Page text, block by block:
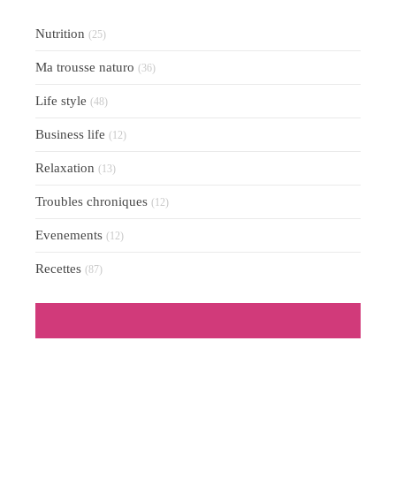
Nutrition (25)
Ma trousse naturo (36)
Life style (48)
Business life (12)
Relaxation (13)
Troubles chroniques (12)
Evenements (12)
Recettes (87)